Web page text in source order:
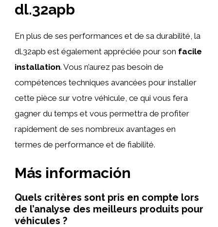
dl.32apb
En plus de ses performances et de sa durabilité, la
dl.32apb est également appréciée pour son facile
installation. Vous n’aurez pas besoin de
compétences techniques avancées pour installer
cette pièce sur votre véhicule, ce qui vous fera
gagner du temps et vous permettra de profiter
rapidement de ses nombreux avantages en
termes de performance et de fiabilité.
Más información
Quels critères sont pris en compte lors
de l’analyse des meilleurs produits pour
véhicules ?